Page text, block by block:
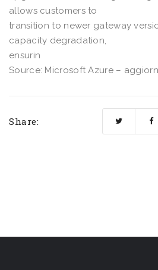
allows customers to
transition to newer gateway
capacity degradation,
ensurin
Source: Microsoft Azure –
Share: